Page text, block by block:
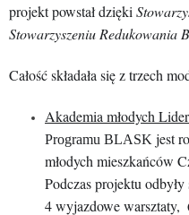
projekt powstał dzięki
Stowarzyszeniu Redukowania
Całość składała się z trzech
Akademia młodych
Programu BLASK jest
młodych mieszkańców
Podczas projektu odbyły
4 wyjazdowe warsztaty,